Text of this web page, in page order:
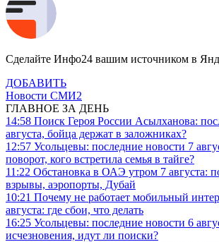
Сделайте Инфо24 вашим источником в
ДОБАВИТЬ
Новости СМИ2
ГЛАВНОЕ ЗА ДЕНЬ
14:58 Поиск Героя России Асылханова:
августа, бойца держат в заложниках?
12:57 Усольцевы: последние новости 7
поворот, кого встретила семья в тайге?
11:22 Обстановка в ОАЭ утром 7 августа:
взрывы, аэропорты, Дубай
10:21 Почему не работает мобильный
августа: где сбои, что делать
16:25 Усольцевы: последние новости 6
исчезновения, идут ли поиски?